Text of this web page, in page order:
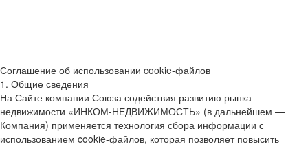
Соглашение об использовании cookie-файлов
1. Общие сведения
На Сайте компании Союза содействия развитию рынка
недвижимости «ИНКОМ-НЕДВИЖИМОСТЬ» (в дальнейшем —
Компания) применяется технология сбора информации с
использованием cookie-файлов, которая позволяет повысить